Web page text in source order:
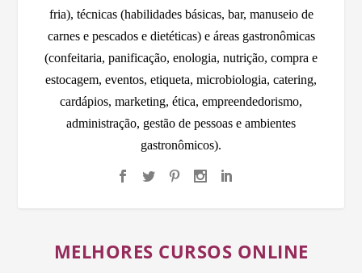
fria), técnicas (habilidades básicas, bar, manuseio de
carnes e pescados e dietéticas) e áreas gastronômicas
(confeitaria, panificação, enologia, nutrição, compra e
estocagem, eventos, etiqueta, microbiologia, catering,
cardápios, marketing, ética, empreendedorismo,
administração, gestão de pessoas e ambientes
gastronômicos).
MELHORES CURSOS ONLINE